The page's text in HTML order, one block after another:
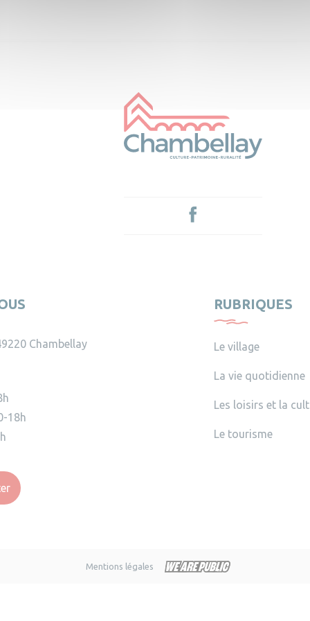
40
Chambellay
18h
RUBRIQUES
Le village
La vie quotidienne
Les loisirs et la
Le tourisme
Mentions légales